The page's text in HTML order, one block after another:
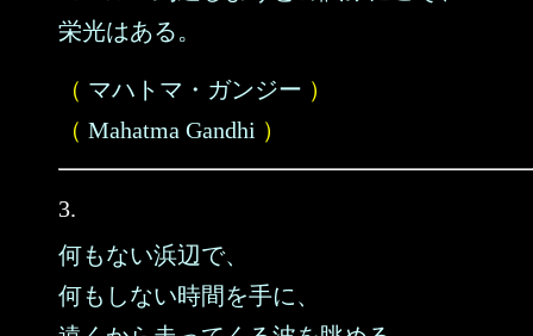
栄光はある。
（ マハトマ・ガンジー ）
（ Mahatma Gandhi ）
3.
何もない浜辺で、
何もしない時間を手に、